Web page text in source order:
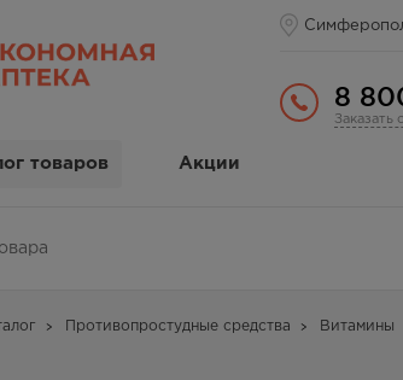
8
Заказать
товаров Акции
Противопростудные средства Витамины